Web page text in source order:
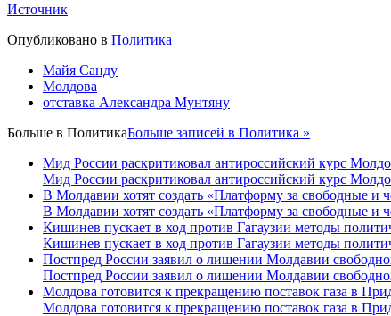
Источник
Опубликовано в Политика
Майя Санду
Молдова
отставка Александра Мунтяну
Больше в ПолитикаБольше записей в Политика »
Мид России раскритиковал антироссийский курс
Мид России раскритиковал антироссийский курс
В Молдавии хотят создать «Платформу за свободные и
В Молдавии хотят создать «Платформу за свободные и
Кишинев пускает в ход против Гагаузии методы
Кишинев пускает в ход против Гагаузии методы
Постпред России заявил о лишении Молдавии
Постпред России заявил о лишении Молдавии
Молдова готовится к прекращению поставок газа в
Молдова готовится к прекращению поставок газа в